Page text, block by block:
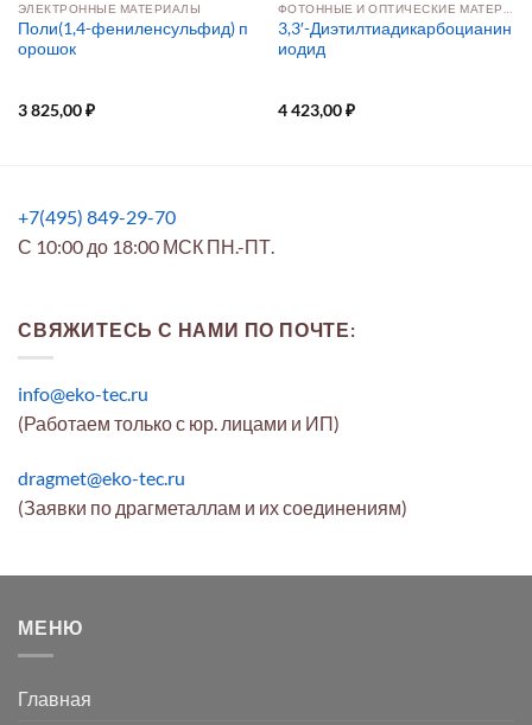
ЭЛЕКТРОННЫЕ МАТЕРИАЛЫ
Поли(1,4-фениленсульфид) п
орошок
3 825,00₽
3,3′-Диэтилтиадикарбоцианин
иодид
4 423,00₽
+7(495) 849-29-70
С 10:00 до 18:00 МСК ПН.-ПТ.
СВЯЖИТЕСЬ С НАМИ ПО ПОЧТЕ:
info@eko-tec.ru
(Работаем только с юр. лицами и ИП)
dragmet@eko-tec.ru
(Заявки по драгметаллам и их соединениям)
МЕНЮ
Главная